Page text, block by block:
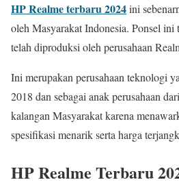
HP Realme terbaru 2024ini
oleh Masyarakat Indonesia. Ponsel ini
telah diproduksi oleh perusahaan
Ini merupakan perusahaan teknologi
2018 dan sebagai anak perusahaan
kalangan Masyarakat karena
spesifikasi menarik serta harga
HP Realme Terbaru